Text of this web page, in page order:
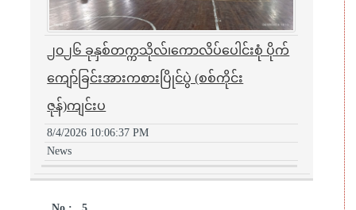
၂၀၂၆ ခုနှစ်တက္ကသိုလ်၊ကောလိပ်ပေါင်းစုံ ပိုက်
ကျော်ခြင်းအားကစားပြိုင်ပွဲ (စစ်ကိုင်း
ဇုန်)ကျင်းပ
8/4/2026 10:06:37 PM
News